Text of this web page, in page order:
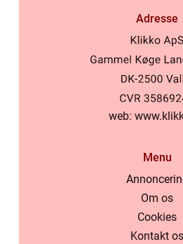
Adresse
web:
Menu
Om os
Cookies
Kontakt os